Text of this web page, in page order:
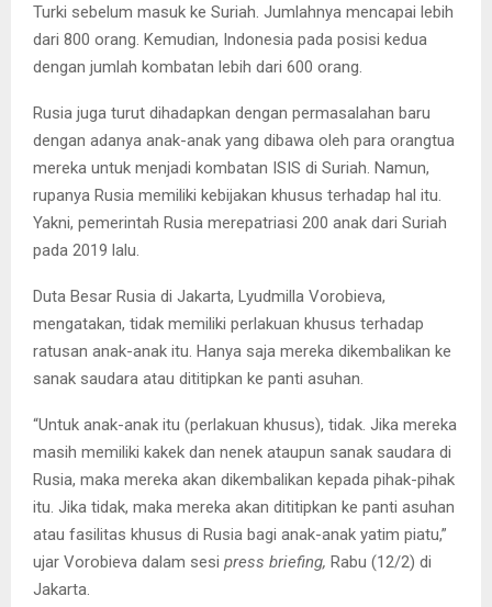
Turki sebelum masuk ke Suriah. Jumlahnya mencapai lebih
dari 800 orang. Kemudian, Indonesia pada posisi kedua
dengan jumlah kombatan lebih dari 600 orang.
Rusia juga turut dihadapkan dengan permasalahan baru
dengan adanya anak-anak yang dibawa oleh para orangtua
mereka untuk menjadi kombatan ISIS di Suriah. Namun,
rupanya Rusia memiliki kebijakan khusus terhadap hal itu.
Yakni, pemerintah Rusia merepatriasi 200 anak dari Suriah
pada 2019 lalu.
Duta Besar Rusia di Jakarta, Lyudmilla Vorobieva,
mengatakan, tidak memiliki perlakuan khusus terhadap
ratusan anak-anak itu. Hanya saja mereka dikembalikan ke
sanak saudara atau dititipkan ke panti asuhan.
“Untuk anak-anak itu (perlakuan khusus), tidak. Jika mereka
masih memiliki kakek dan nenek ataupun sanak saudara di
Rusia, maka mereka akan dikembalikan kepada pihak-pihak
itu. Jika tidak, maka mereka akan dititipkan ke panti asuhan
atau fasilitas khusus di Rusia bagi anak-anak yatim piatu,”
ujar Vorobieva dalam sesi press briefing, Rabu (12/2) di
Jakarta.